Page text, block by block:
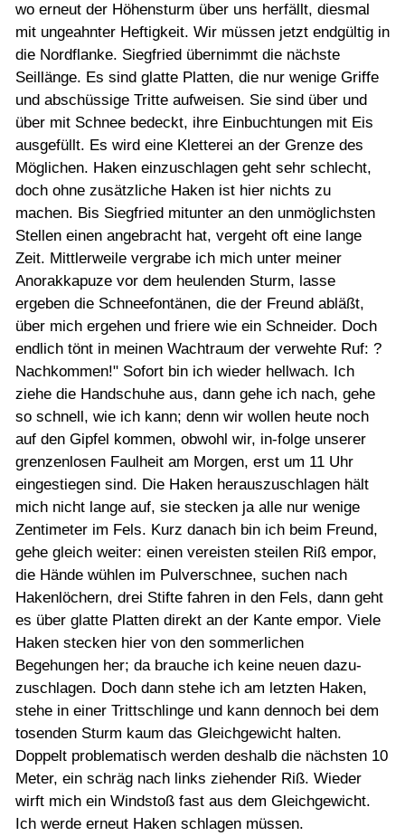
wo erneut der Höhensturm über uns herfällt, diesmal
mit ungeahnter Heftigkeit. Wir müssen jetzt endgültig in
die Nordflanke. Siegfried übernimmt die nächste
Seillänge. Es sind glatte Platten, die nur wenige Griffe
und abschüssige Tritte aufweisen. Sie sind über und
über mit Schnee bedeckt, ihre Einbuchtungen mit Eis
ausgefüllt. Es wird eine Kletterei an der Grenze des
Möglichen. Haken einzuschlagen geht sehr schlecht,
doch ohne zusätzliche Haken ist hier nichts zu
machen. Bis Siegfried mitunter an den unmöglichsten
Stellen einen angebracht hat, vergeht oft eine lange
Zeit. Mittlerweile vergrabe ich mich unter meiner
Anorakkapuze vor dem heulenden Sturm, lasse
ergeben die Schneefontänen, die der Freund abläßt,
über mich ergehen und friere wie ein Schneider. Doch
endlich tönt in meinen Wachtraum der verwehte Ruf: ?
Nachkommen!" Sofort bin ich wieder hellwach. Ich
ziehe die Handschuhe aus, dann gehe ich nach, gehe
so schnell, wie ich kann; denn wir wollen heute noch
auf den Gipfel kommen, obwohl wir, in-folge unserer
grenzenlosen Faulheit am Morgen, erst um 11 Uhr
eingestiegen sind. Die Haken herauszuschlagen hält
mich nicht lange auf, sie stecken ja alle nur wenige
Zentimeter im Fels. Kurz danach bin ich beim Freund,
gehe gleich weiter: einen vereisten steilen Riß empor,
die Hände wühlen im Pulverschnee, suchen nach
Hakenlöchern, drei Stifte fahren in den Fels, dann geht
es über glatte Platten direkt an der Kante empor. Viele
Haken stecken hier von den sommerlichen
Begehungen her; da brauche ich keine neuen dazu-
zuschlagen. Doch dann stehe ich am letzten Haken,
stehe in einer Trittschlinge und kann dennoch bei dem
tosenden Sturm kaum das Gleichgewicht halten.
Doppelt problematisch werden deshalb die nächsten 10
Meter, ein schräg nach links ziehender Riß. Wieder
wirft mich ein Windstoß fast aus dem Gleichgewicht.
Ich werde erneut Haken schlagen müssen.